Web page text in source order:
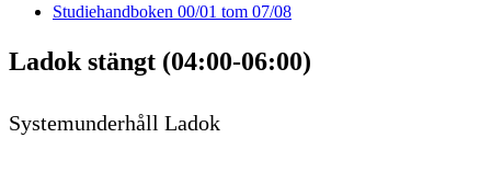
Studiehandboken 00/01 tom 07/08
Ladok stängt (04:00-06:00)
Systemunderhåll Ladok